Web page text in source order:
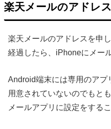
楽天メールのアドレ
楽天メールのアドレスを申
経過したら、iPhoneにメー
Android端末には専用のア
用意されていないのでもと
メールアプリに設定をする